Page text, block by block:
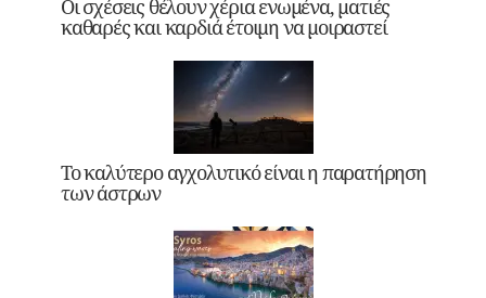
Οι σχέσεις θέλουν χέρια ενωμένα, ματιές
καθαρές και καρδιά έτοιμη να μοιραστεί
Το καλύτερο αγχολυτικό είναι η παρατήρηση
των άστρων